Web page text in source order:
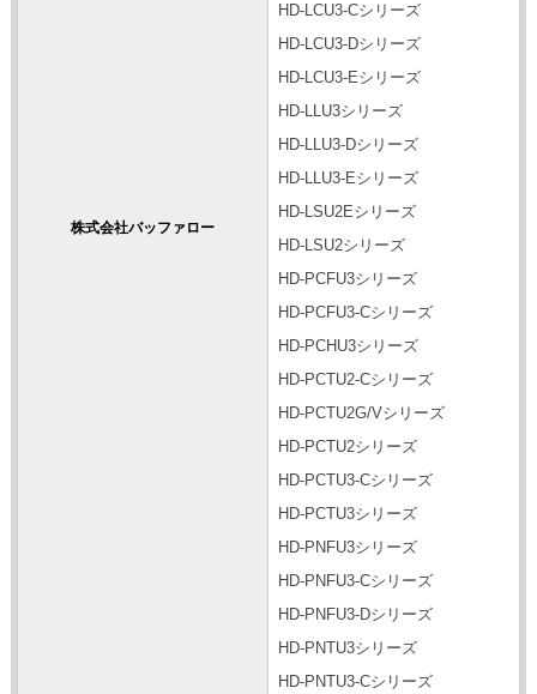
株式会社バッファロー
HD-LCU3-Cシリーズ
HD-LCU3-Dシリーズ
HD-LCU3-Eシリーズ
HD-LLU3シリーズ
HD-LLU3-Dシリーズ
HD-LLU3-Eシリーズ
HD-LSU2Eシリーズ
HD-LSU2シリーズ
HD-PCFU3シリーズ
HD-PCFU3-Cシリーズ
HD-PCHU3シリーズ
HD-PCTU2-Cシリーズ
HD-PCTU2G/Vシリーズ
HD-PCTU2シリーズ
HD-PCTU3-Cシリーズ
HD-PCTU3シリーズ
HD-PNFU3シリーズ
HD-PNFU3-Cシリーズ
HD-PNFU3-Dシリーズ
HD-PNTU3シリーズ
HD-PNTU3-Cシリーズ